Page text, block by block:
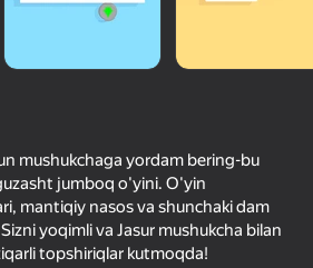
o‘ynaydilar
odamlar ham
mushukchaga yordam bering-bu
jumboq o'yini. O'yin
mantiqiy nasos va shunchaki dam
yoqimli va Jasur mushukcha bilan
topshiriqlar kutmoqda!